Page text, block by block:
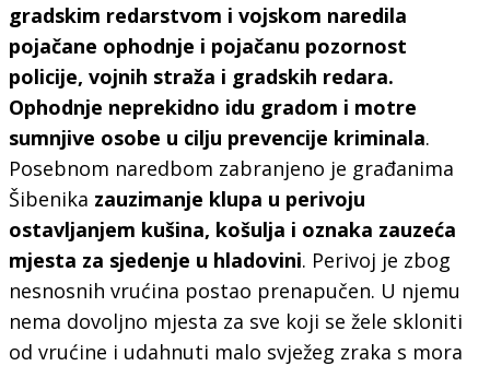
gradskim redarstvom i vojskom naredila
pojačane ophodnje i pojačanu pozornost
policije, vojnih straža i gradskih redara.
Ophodnje neprekidno idu gradom i motre
sumnjive osobe u cilju prevencije kriminala.
Posebnom naredbom zabranjeno je građanima
Šibenika zauzimanje klupa u perivoju
ostavljanjem kušina, košulja i oznaka zauzeća
mjesta za sjedenje u hladovini. Perivoj je zbog
nesnosnih vrućina postao prenapučen. U njemu
nema dovoljno mjesta za sve koji se žele skloniti
od vrućine i udahnuti malo svježeg zraka s mora